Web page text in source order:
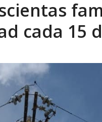
desbastador costo del
cada 15